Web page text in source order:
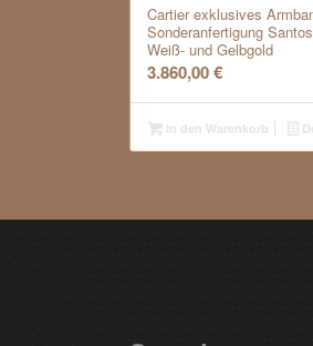
Cartier exklusives
Sonderanfertigung
Weiß- und Gelbgold
3.860,00€
In den Warenkorb